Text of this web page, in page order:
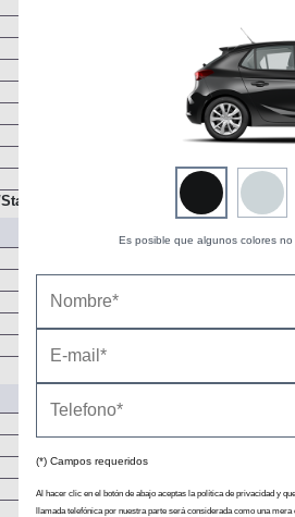
Es posible que algunos colores
(*) Campos requeridos
Al hacer clic en el botón de abajo aceptas la política de privacidad y
llamada telefónica por nuestra parte será considerada como una
Inyección directa
Transmisión